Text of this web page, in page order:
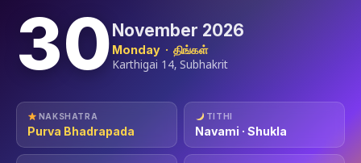
30November 2026
Monday · திங்கள்
Karthigai 14, Subhakrit
NAKSHATRA
Purva Bhadrapada
TITHI
Navami · Shukla